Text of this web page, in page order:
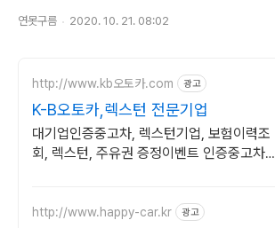
연못구름 2020. 10. 21. 08:02
http://www.kb오토카.com 광고
K-B오토카,렉스턴 전문기업
대기업인증중고차, 렉스턴기업, 보험이력조
회, 렉스턴, 주유권 증정이벤트 인증중고차 7
http://www.happy-car.kr 광고